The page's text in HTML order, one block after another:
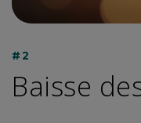
#2
Baisse